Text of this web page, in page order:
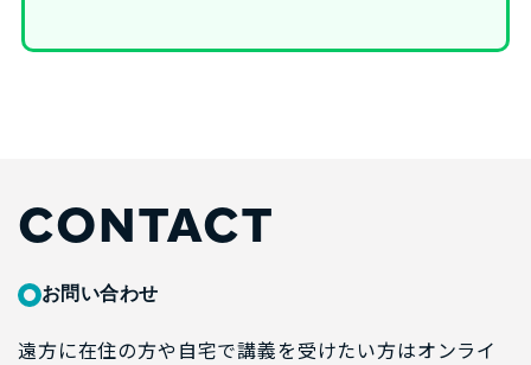
CONTACT
お問い合わせ
遠方に在住の方や自宅で講義を受けたい方はオンライ